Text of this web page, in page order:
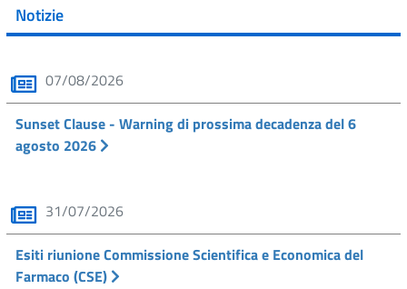
Notizie
07/08/2026
Sunset Clause - Warning di prossima decadenza del 6
agosto 2026
31/07/2026
Esiti riunione Commissione Scientifica e Economica del
Farmaco (CSE)